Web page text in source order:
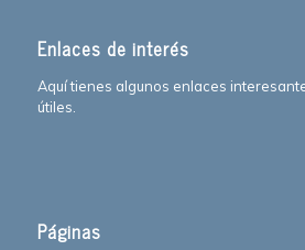
Enlaces de interés
Aquí tienes algunos enlaces
útiles.
Páginas